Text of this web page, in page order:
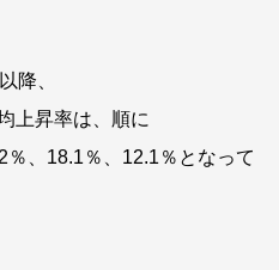
降、
上昇率は、順に
、18.1％、12.1％となって